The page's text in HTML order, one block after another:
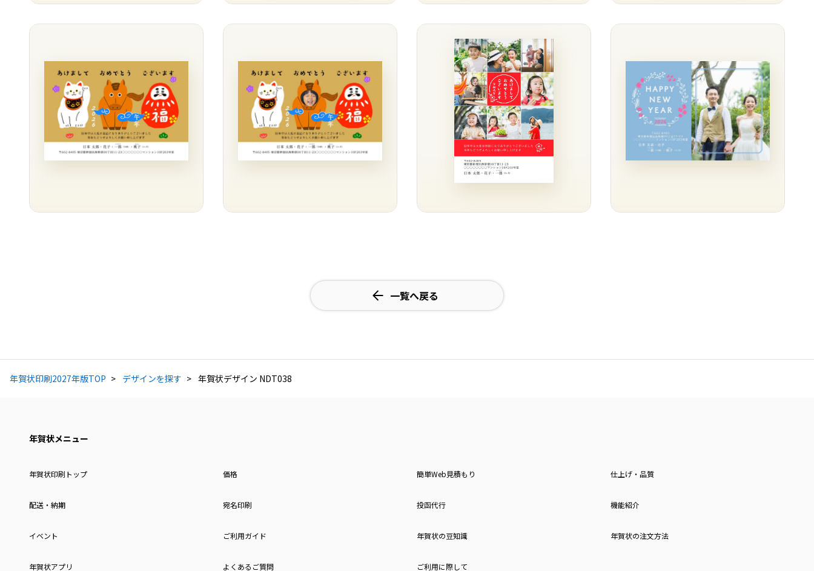
一覧へ戻る
年賀状印刷2027年版TOP デザインを探す 年賀状デザイン NDT038
年賀状メニュー
年賀状印刷トップ 価格 簡単Web見積もり 仕上げ・品質
配送・納期 宛名印刷 投函代行 機能紹介
イベント ご利用ガイド 年賀状の豆知識 年賀状の注文方法
年賀状アプリ よくあるご質問 ご利用に際して